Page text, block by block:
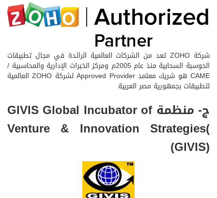
شركة ZOHO تعد من الشركات العالمية الرائدة في مجال تطبيقات
الحوسبة السحابية منذ عام 2005م ومركز الخبرات الإدارية والمحاسبية /
CAME هو شريك معتمد Approved Provider لشركة ZOHO العالمية
لتطبيقات بجمهورية مصر العربية
ج- منظمة GIVIS Global Incubator of
Venture & Innovation Strategies(
(GIVIS)